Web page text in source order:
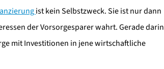
ist kein Selbstzweck. Sie ist nur dann
der Vorsorgesparer wahrt. Gerade darin
mit Investitionen in jene wirtschaftliche